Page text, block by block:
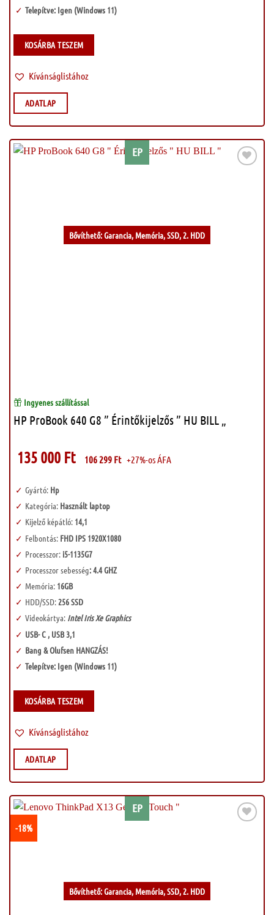
Telepítve: Igen (Windows 11)
KOSÁRBA TESZEM
Kívánságlistához
ADATLAP
EP
Bővíthető: Garancia, Memória, SSD, 2. HDD
Ingyenes szállítással
HP ProBook 640 G8 ” Érintőkijelzős ” HU BILL „
135 000 Ft 106 299 Ft +27%-os ÁFA
Gyártó: Hp
Kategória: Használt laptop
Kijelző képátló: 14,1
Felbontás: FHD IPS 1920X1080
Processzor:i5-1135G7
Processzor sebesség: 4.4 GHZ
Memória:16GB
HDD/SSD:256 SSD
Videokártya: Intel Iris Xe Graphics
USB- C , USB 3,1
Bang & Olufsen HANGZÁS!
Telepítve: Igen (Windows 11)
KOSÁRBA TESZEM
Kívánságlistához
ADATLAP
EP
Bővíthető: Garancia, Memória, SSD, 2. HDD
-18%